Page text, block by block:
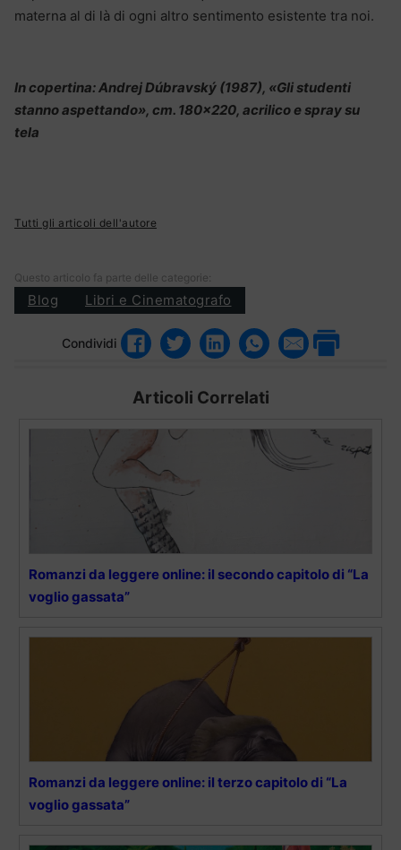
materna al di là di ogni altro sentimento esistente tra noi.
In copertina: Andrej Dúbravský (1987), «Gli studenti
stanno aspettando», cm. 180×220, acrilico e spray su
tela
Tutti gli articoli dell'autore
Questo articolo fa parte delle categorie:
Blog Libri e Cinematografo
Condividi
Articoli Correlati
Romanzi da leggere online: il secondo capitolo di “La
voglio gassata”
Romanzi da leggere online: il terzo capitolo di “La
voglio gassata”